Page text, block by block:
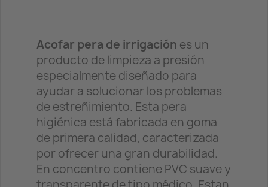
Acofar pera de irrigación es un
producto de limpieza a presión
especialmente diseñado para
ayudar a solucionar los problemas
de estreñimiento. Esta pera
higiénica está fabricada en goma
de primera calidad, caracterizada
por ofrecer una gran durabilidad.
En concentro contiene PVC suave y